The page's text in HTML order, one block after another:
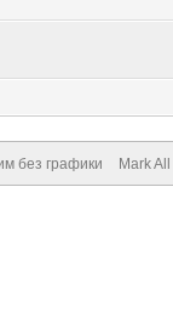
без графики Mark